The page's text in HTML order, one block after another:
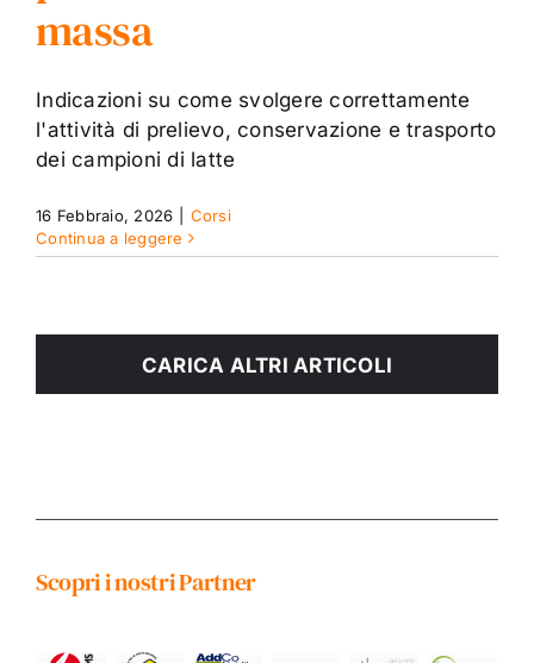
massa
Indicazioni su come svolgere correttamente
l'attività di prelievo, conservazione e trasporto
dei campioni di latte
16 Febbraio, 2026
Corsi
Continua a leggere
CARICA ALTRI ARTICOLI
Scopri i nostri Partner